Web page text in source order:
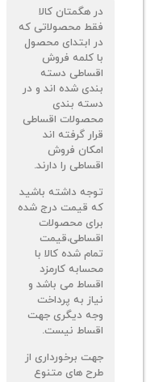
محصولاتی که
ابتدای محصول
شده اند و در
اقساطی
را دارند.
داشته باشید
قیمت درج شده
شده کالا با
می باشد و
به پرداخت
دیگری جهت
برخورداری از
های متنوع